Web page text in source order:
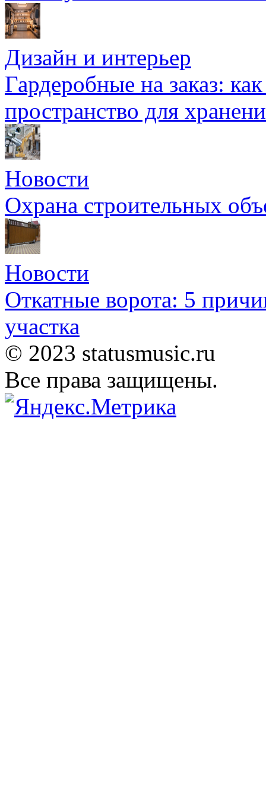
Дизайн и интерьер
Гардеробные на заказ:
пространство для
Новости
Охрана строительных
Новости
Откатные ворота: 5
участка
© 2023 statusmusic.ru
Все права защищены.